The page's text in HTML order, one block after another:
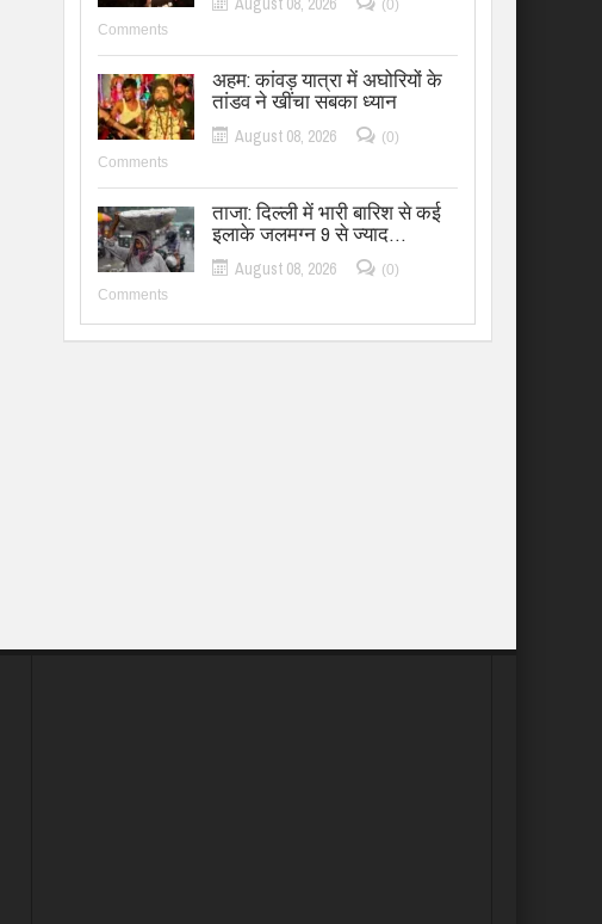
(0)
Comments
अहम: कांवड़ यात्रा में अघोरियों के
तांडव ने खींचा सबका ध्यान
August 08, 2026
(0)
Comments
ताजा: दिल्ली में भारी बारिश से कई
इलाके जलमग्न 9 से ज्याद…
August 08, 2026
(0)
Comments